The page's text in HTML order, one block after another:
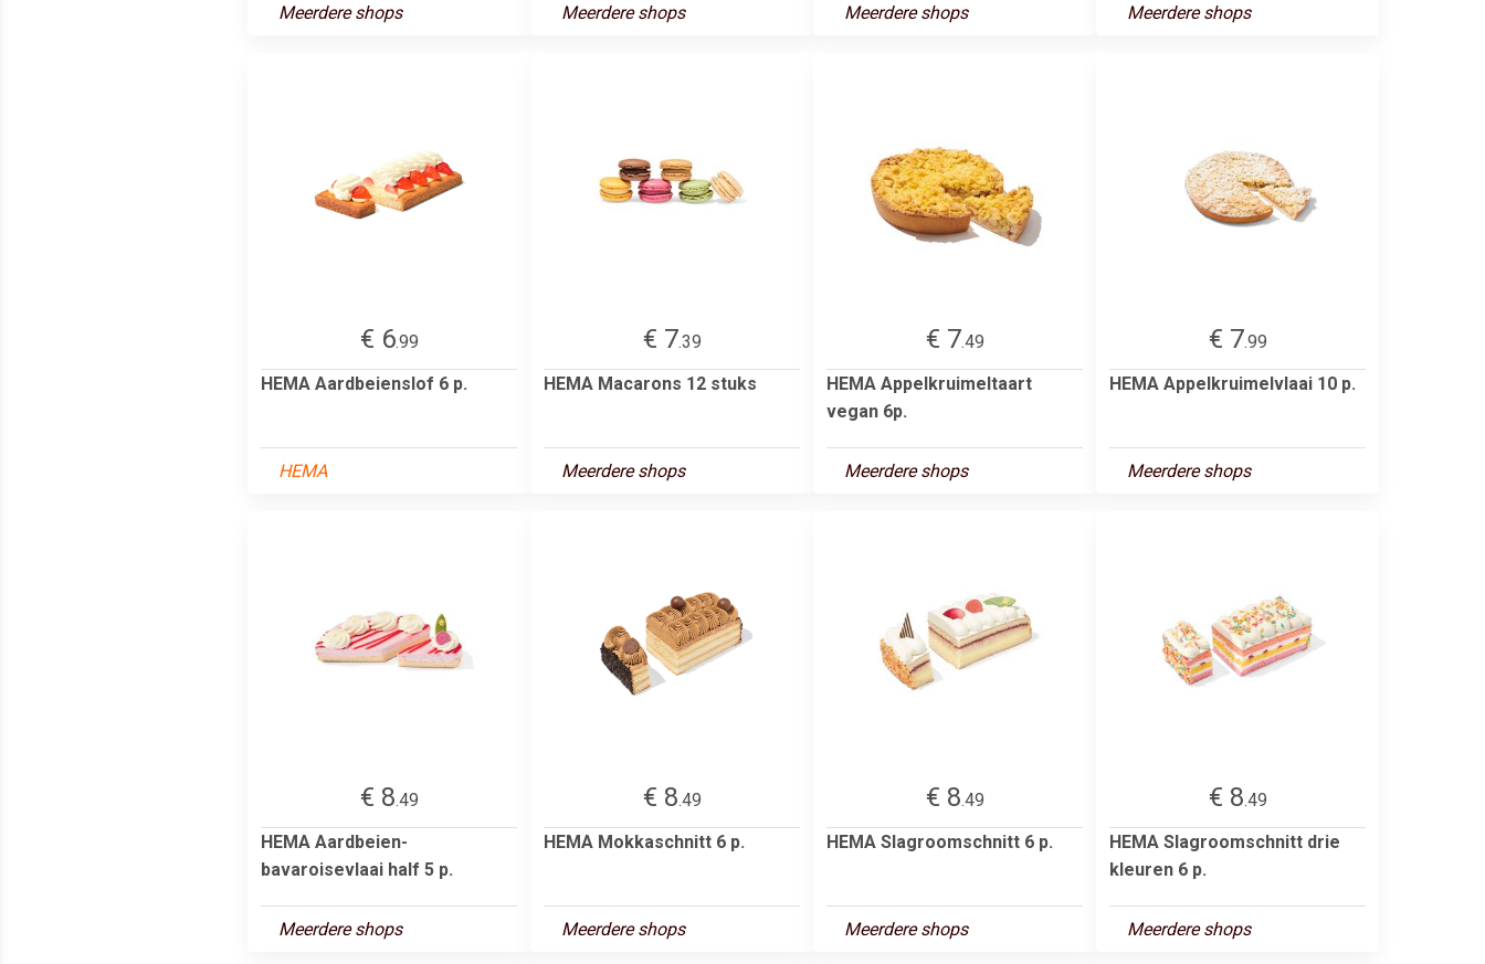
Meerdere shops Meerdere shops Meerdere shops Meerdere shops
€ 6.99
HEMA Aardbeienslof 6 p.
HEMA
€ 7.39
HEMA Macarons 12 stuks
Meerdere shops
€ 7.49
HEMA Appelkruimeltaart
vegan 6p.
Meerdere shops
€ 7.99
HEMA Appelkruimelvlaai 10 p.
Meerdere shops
€ 8.49
HEMA Aardbeien-
bavaroisevlaai half 5 p.
Meerdere shops
€ 8.49
HEMA Mokkaschnitt 6 p.
Meerdere shops
€ 8.49
HEMA Slagroomschnitt 6 p.
Meerdere shops
€ 8.49
HEMA Slagroomschnitt drie
kleuren 6 p.
Meerdere shops